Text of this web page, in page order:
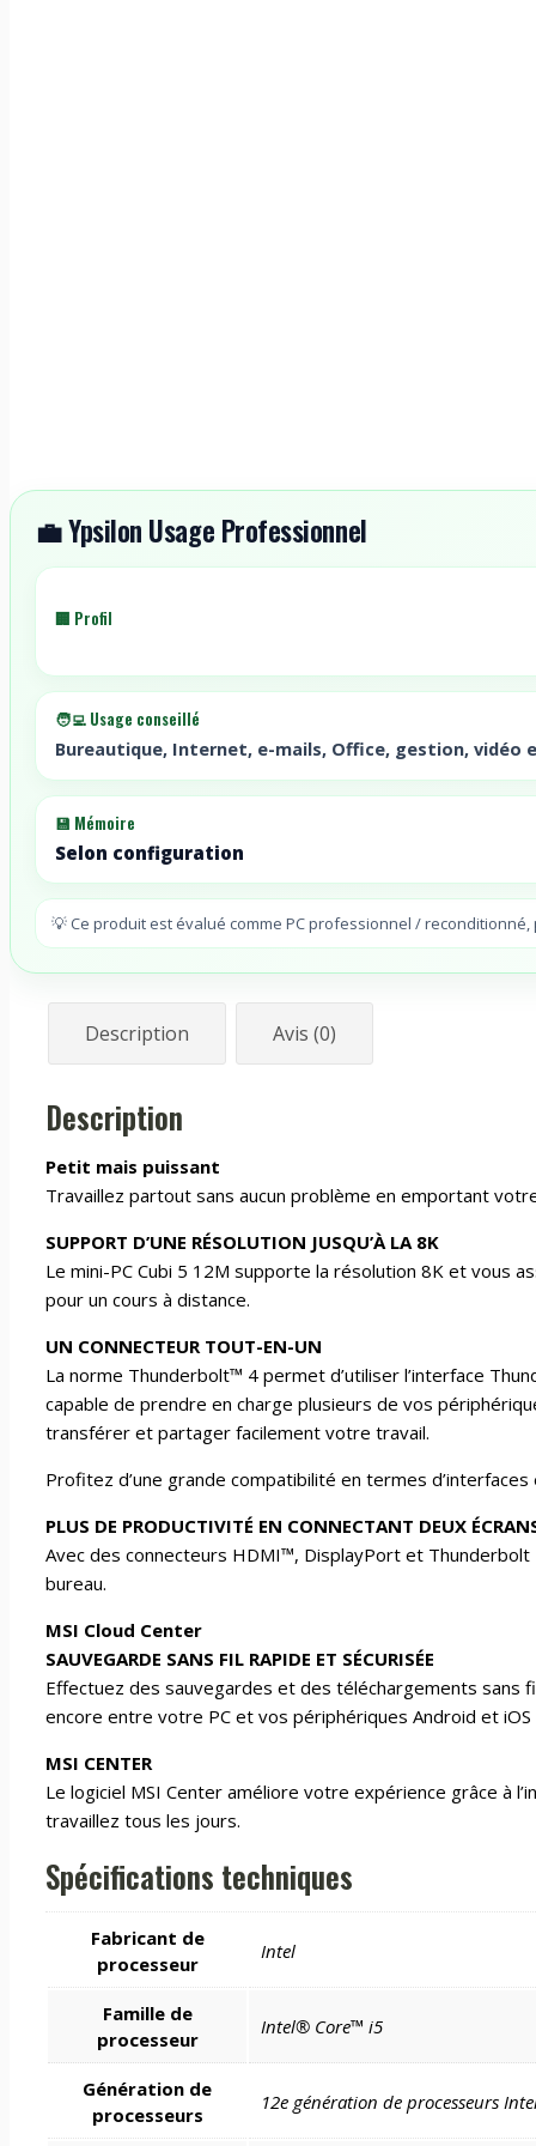
💼 Ypsilon Usage Professionnel
🏢 Profil
🧑‍💻 Usage conseillé
Bureautique, Internet, e-mails, Office, gestion, vidéo
💾 Mémoire
Selon configuration
💡 Ce produit est évalué comme PC professionnel / reconditionné,
Description Avis (0)
Description
Petit mais puissant
Travaillez partout sans aucun problème en emportant
SUPPORT D’UNE RÉSOLUTION JUSQU’À LA 8K
Le mini-PC Cubi 5 12M supporte la résolution 8K et vous
pour un cours à distance.
UN CONNECTEUR TOUT-EN-UN
La norme Thunderbolt™ 4 permet d’utiliser l’interface
capable de prendre en charge plusieurs de vos
transférer et partager facilement votre travail.
Profitez d’une grande compatibilité en termes
PLUS DE PRODUCTIVITÉ EN CONNECTANT DEUX
Avec des connecteurs HDMI™, DisplayPort et
bureau.
MSI Cloud Center
SAUVEGARDE SANS FIL RAPIDE ET SÉCURISÉE
Effectuez des sauvegardes et des téléchargements
encore entre votre PC et vos périphériques Android et
MSI CENTER
Le logiciel MSI Center améliore votre expérience grâce à
travaillez tous les jours.
Spécifications techniques
Fabricant de
processeur
Intel
Famille de
processeur
Intel® Core™ i5
Génération de
processeurs
12e génération de processeurs